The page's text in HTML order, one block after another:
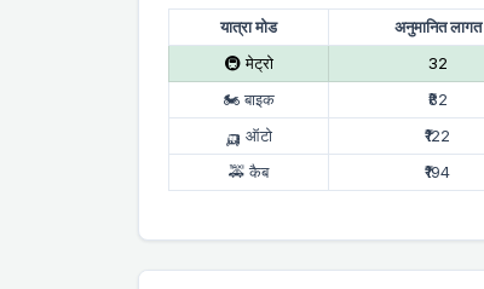
यात्रा मोड अनुमानित लागत
🚇 मेट्रो
₹32
🏍 बाइक
₹82
🛺 ऑटो
₹122
🚕 कैब
₹194